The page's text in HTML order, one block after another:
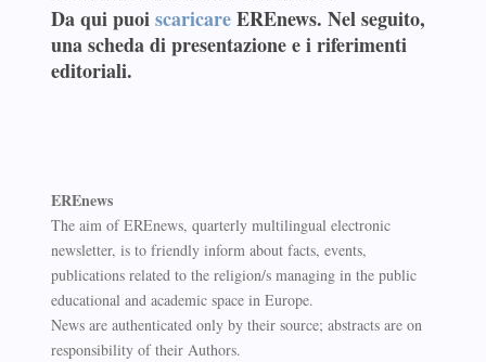
Da qui puoiscaricareEREnews. Nel seguito,
una scheda di presentazione e i riferimenti
editoriali.
EREnews
The aim of EREnews, quarterly multilingual electronic
newsletter, is to friendly inform about facts, events,
publications related to the religion/s managing in the public
educational and academic space in Europe.
News are authenticated only by their source; abstracts are on
responsibility of their Authors.